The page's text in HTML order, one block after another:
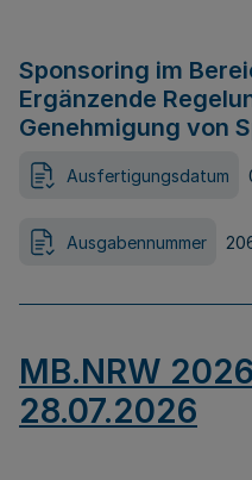
Sponsoring im
Ergänzende
Genehmigung von
Ausfertigungsdatum
Ausgabennummer
MB.NRW
28.07.2026